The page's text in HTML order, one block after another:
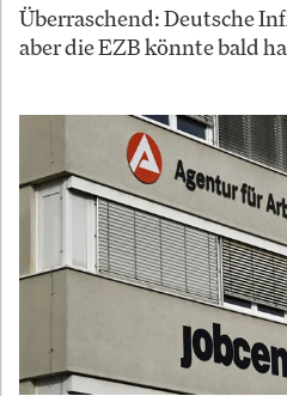
Überraschend: Deutsche
aber die EZB könnte bald